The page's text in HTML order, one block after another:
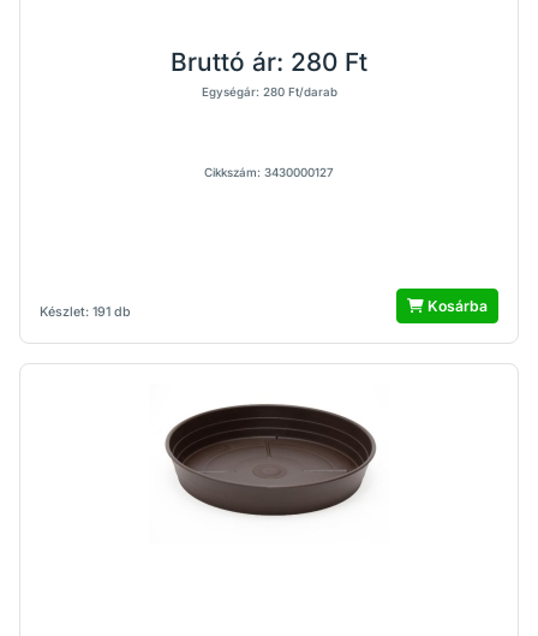
Készlet: 191 db
Bruttó ár: 280 Ft
Egységár: 280 Ft/darab
Cikkszám: 3430000127
Kosárba